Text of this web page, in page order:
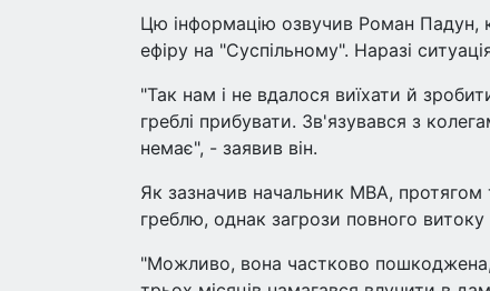
Цю інформацію озвучив Роман Падун,
ефіру на "Суспільному". Наразі
"Так нам і не вдалося виїхати й
греблі прибувати. Зв'язувався з
немає", - заявив він.
Як зазначив начальник МВА, протягом
греблю, однак загрози повного
"Можливо, вона частково